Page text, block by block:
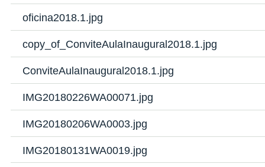
oficina2018.1.jpg
copy_of_ConviteAulaInaugural2018.1.jpg
ConviteAulaInaugural2018.1.jpg
IMG20180226WA00071.jpg
IMG20180206WA0003.jpg
IMG20180131WA0019.jpg